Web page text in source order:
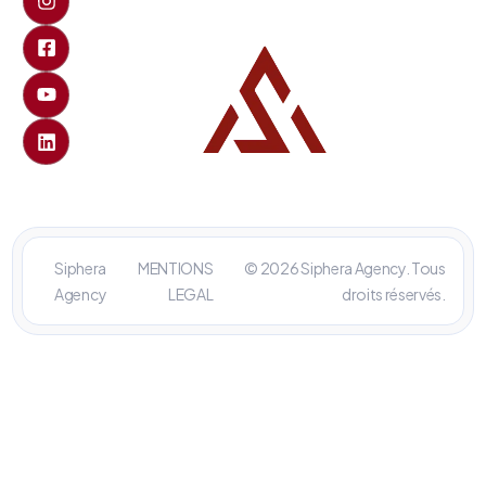
Siphera
Agency
MENTIONS
LEGAL
© 2026 Siphera Agency. Tous
droits réservés.